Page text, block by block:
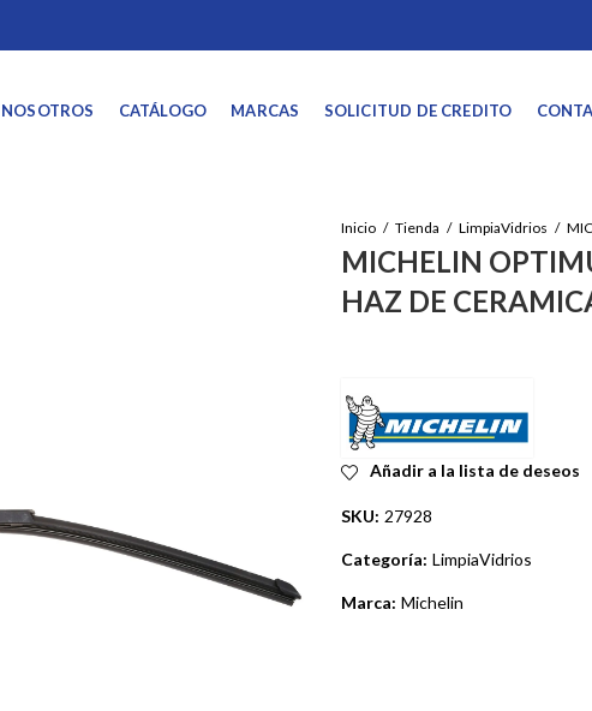
NOSOTROS CATÁLOGO MARCAS SOLICITUD DE CREDITO
Inicio Tienda LimpiaVidrios
MICHELIN
HAZ DE
Añadir a la lista de deseos
SKU: 27928
Categoría: LimpiaVidrios
Marca: Michelin